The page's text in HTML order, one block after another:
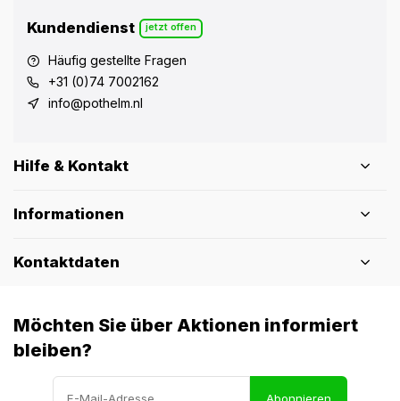
Kundendienst jetzt offen
Häufig gestellte Fragen
+31 (0)74 7002162
info@pothelm.nl
Hilfe & Kontakt
Informationen
Kontaktdaten
Möchten Sie über Aktionen informiert
bleiben?